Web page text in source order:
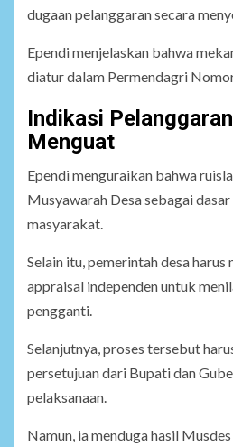
dugaan pelanggaran secara
Ependi menjelaskan bahwa
diatur dalam Permendagri
Indikasi
Menguat
Ependi menguraikan bahwa
Musyawarah Desa sebagai
masyarakat.
Selain itu, pemerintah desa
appraisal independen untuk
pengganti.
Selanjutnya, proses tersebut
persetujuan dari Bupati dan
pelaksanaan.
Namun, ia menduga hasil